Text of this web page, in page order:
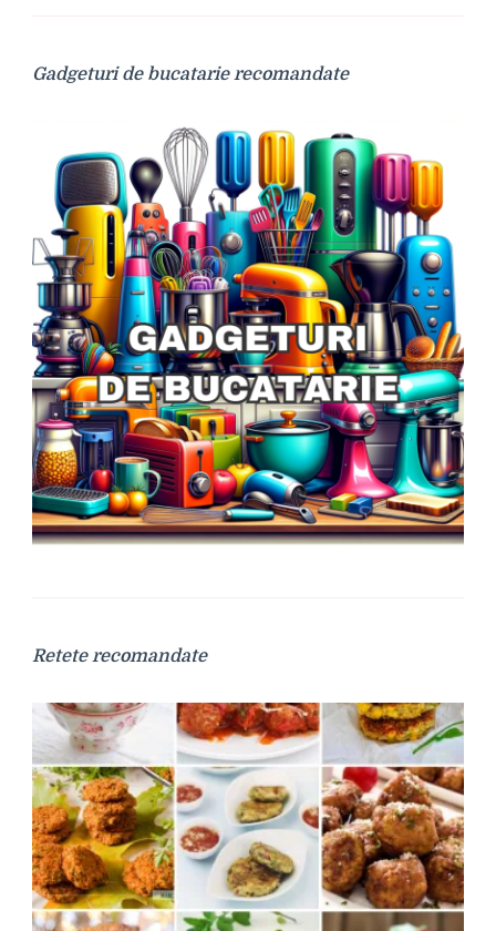
Gadgeturi de bucatarie recomandate
Retete recomandate